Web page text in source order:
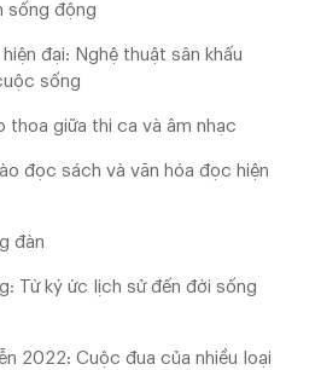
sống động
đại: Nghệ thuật sân khấu
sống
thoa giữa thi ca và âm nhạc
đọc sách và văn hóa đọc hiện
đàn
Từ ký ức lịch sử đến đời sống
2022: Cuộc đua của nhiều loại